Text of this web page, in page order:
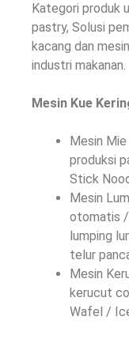
Kategori produk
pastry, Solusi
kacang dan
industri makanan.
Mesin Kue
Mesin
produksi
Stick
Mesin
otomatis /
lumping
telur
Mesin
kerucut
Wafel /